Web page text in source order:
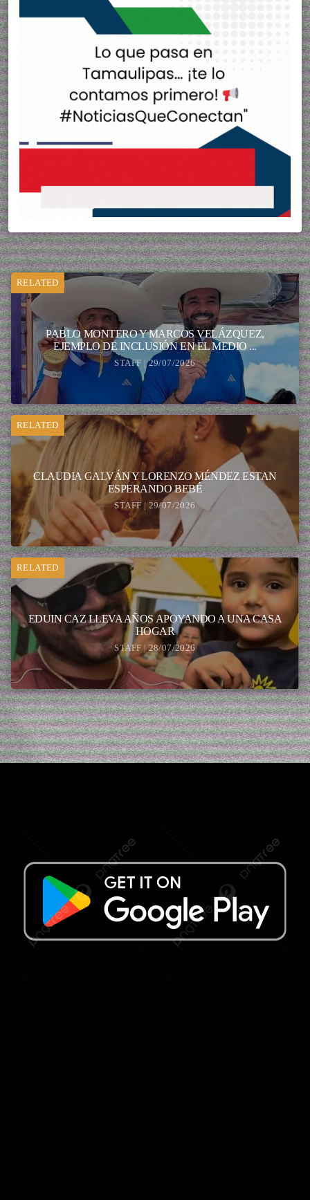
RELATED
PABLO MONTERO Y MARCOS VELÁZQUEZ,
EJEMPLO DE INCLUSIÓN EN EL MEDIO ...
STAFF | 29/07/2026
RELATED
CLAUDIA GALVÁN Y LORENZO MÉNDEZ ESTAN
ESPERANDO BEBÉ
STAFF | 29/07/2026
RELATED
EDUIN CAZ LLEVA AÑOS APOYANDO A UNA CASA
HOGAR
STAFF | 28/07/2026